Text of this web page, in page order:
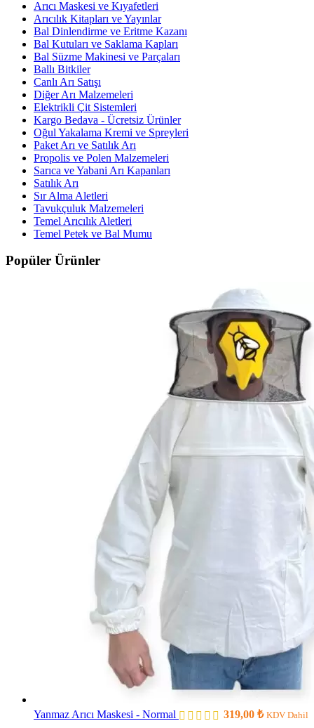
Arıcı Maskesi ve Kıyafetleri
Arıcılık Kitapları ve Yayınlar
Bal Dinlendirme ve Eritme Kazanı
Bal Kutuları ve Saklama Kapları
Bal Süzme Makinesi ve Parçaları
Ballı Bitkiler
Canlı Arı Satışı
Diğer Arı Malzemeleri
Elektrikli Çit Sistemleri
Kargo Bedava - Ücretsiz Ürünler
Oğul Yakalama Kremi ve Spreyleri
Paket Arı ve Satılık Arı
Propolis ve Polen Malzemeleri
Sarıca ve Yabani Arı Kapanları
Satılık Arı
Sır Alma Aletleri
Tavukçuluk Malzemeleri
Temel Arıcılık Aletleri
Temel Petek ve Bal Mumu
Popüler Ürünler
Yanmaz Arıcı Maskesi - Normal 319,00 ₺ KDV Dahil